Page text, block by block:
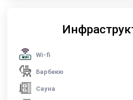
Wi-fi
Барбекю
Сауна